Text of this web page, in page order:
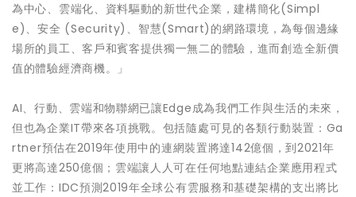
為中心、雲端化、資料驅動的新世代企業，建構簡化(Simpl
e)、安全 (Security)、智慧(Smart)的網路環境，為每個邊緣
場所的員工、客戶和賓客提供獨一無二的體驗，進而創造全新價
值的體驗經濟商機。」
AI、行動、雲端和物聯網已讓Edge成為我們工作與生活的未來，
但也為企業IT帶來各項挑戰。包括隨處可見的各類行動裝置：Ga
rtner預估在2019年使用中的連網裝置將達142億個，到2021年
更將高達250億個；雲端讓人人可在任何地點連結企業應用程式
並工作：IDC預測2019年全球公有雲服務和基礎架構的支出將比